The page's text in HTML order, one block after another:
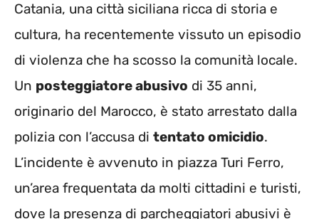
Catania, una città siciliana ricca di storia e
cultura, ha recentemente vissuto un episodio
di violenza che ha scosso la comunità locale.
Un posteggiatore abusivo di 35 anni,
originario del Marocco, è stato arrestato dalla
polizia con l’accusa di tentato omicidio.
L’incidente è avvenuto in piazza Turi Ferro,
un’area frequentata da molti cittadini e turisti,
dove la presenza di parcheggiatori abusivi è